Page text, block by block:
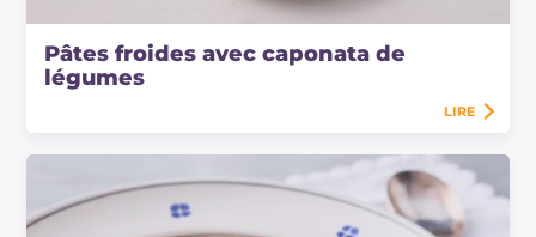
Pâtes froides avec caponata de
légumes
LIRE